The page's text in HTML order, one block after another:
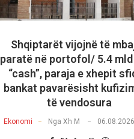
Shqiptarët vijojnë të
paratë në portofol/ 5.4
“cash”, paraja e xhepit
bankat pavarësisht
të vendosura
Ekonomi Nga Xh M